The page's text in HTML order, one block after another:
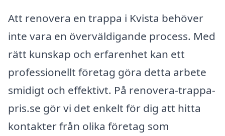
Att renovera en trappa i Kvista behöver
inte vara en överväldigande process. Med
rätt kunskap och erfarenhet kan ett
professionellt företag göra detta arbete
smidigt och effektivt. På renovera-trappa-
pris.se gör vi det enkelt för dig att hitta
kontakter från olika företag som